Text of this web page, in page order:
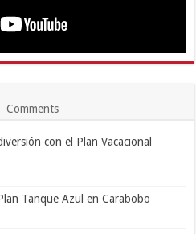
Comments
con el Plan Vacacional
Tanque Azul en Carabobo